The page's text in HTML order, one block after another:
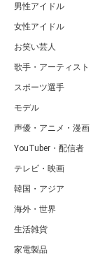
男性アイドル
女性アイドル
お笑い芸人
歌手・アーティスト
スポーツ選手
モデル
声優・アニメ・漫画
YouTuber・配信者
テレビ・映画
韓国・アジア
海外・世界
生活雑貨
家電製品